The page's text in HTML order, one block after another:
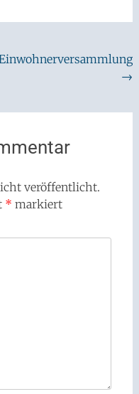
→
veröffentlicht.
* markiert